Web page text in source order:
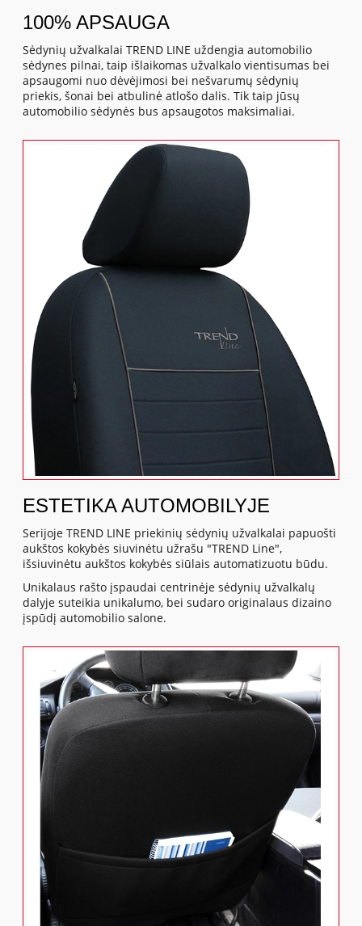
100% APSAUGA
Sėdynių užvalkalai TREND LINE uždengia automobilio
sėdynes pilnai, taip išlaikomas užvalkalo vientisumas bei
apsaugomi nuo dėvėjimosi bei nešvarumų sėdynių
priekis, šonai bei atbulinė atlošo dalis. Tik taip jūsų
automobilio sėdynės bus apsaugotos maksimaliai.
ESTETIKA AUTOMOBILYJE
Serijoje TREND LINE priekinių sėdynių užvalkalai papuošti
aukštos kokybės siuvinėtu užrašu "TREND Line",
išsiuvinėtu aukštos kokybės siūlais automatizuotu būdu.
Unikalaus rašto įspaudai centrinėje sėdynių užvalkalų
dalyje suteikia unikalumo, bei sudaro originalaus dizaino
įspūdį automobilio salone.